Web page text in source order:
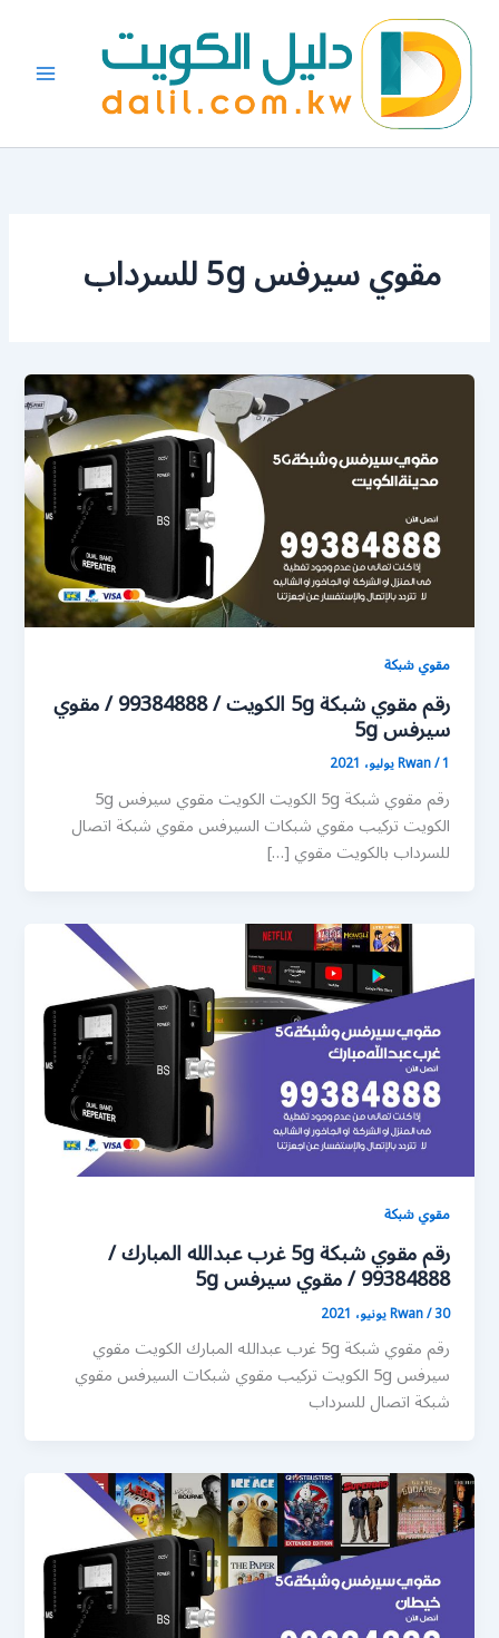
المحتوى
مقوي سيرفس 5g للسرداب
مقوي شبكة
رقم مقوي شبكة 5g الكويت / 99384888 / مقوي
سيرفس 5g
Rwan/1 يوليو، 2021
رقم مقوي شبكة 5g الكويت الكويت مقوي سيرفس 5g
الكويت تركيب مقوي شبكات السيرفس مقوي شبكة اتصال
للسرداب بالكويت مقوي […]
مقوي شبكة
رقم مقوي شبكة 5g غرب عبدالله المبارك /
99384888 / مقوي سيرفس 5g
Rwan/30 يونيو، 2021
رقم مقوي شبكة 5g غرب عبدالله المبارك الكويت مقوي
سيرفس 5g الكويت تركيب مقوي شبكات السيرفس مقوي
شبكة اتصال للسرداب